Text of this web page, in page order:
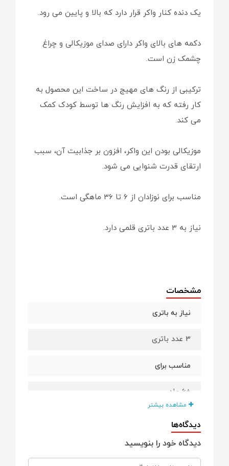
یک دنده کنار واکر قرار دارد که بالا و پایین می رود.
دکمه های بالای واکر دارای صدای موزیکالی و چراغ
چشمک زن است.
ترکیبی از رنگ های مهیج در ساخت این محصول به
کار رفته که به افزایش رنگ ها توسط کودک کمک
می کند.
موزیکالی بودن این واکر، افزون بر جذابیت آن، سبب
ارتقای قدرت شنوایی می شود.
مناسب برای نوزادان از 6 تا 36 ماهگی است.
نیاز به 3 عدد باتری قلمی دارد.
مشخصات
نیاز به باتری
3 عدد باتری
مناسب برای
+6 ماه
حداکثر تحمل وزن
25 کیلوگرم
مشاهده بیشتر
دیدگاه‌ها
دیدگاه خود را بنویسید